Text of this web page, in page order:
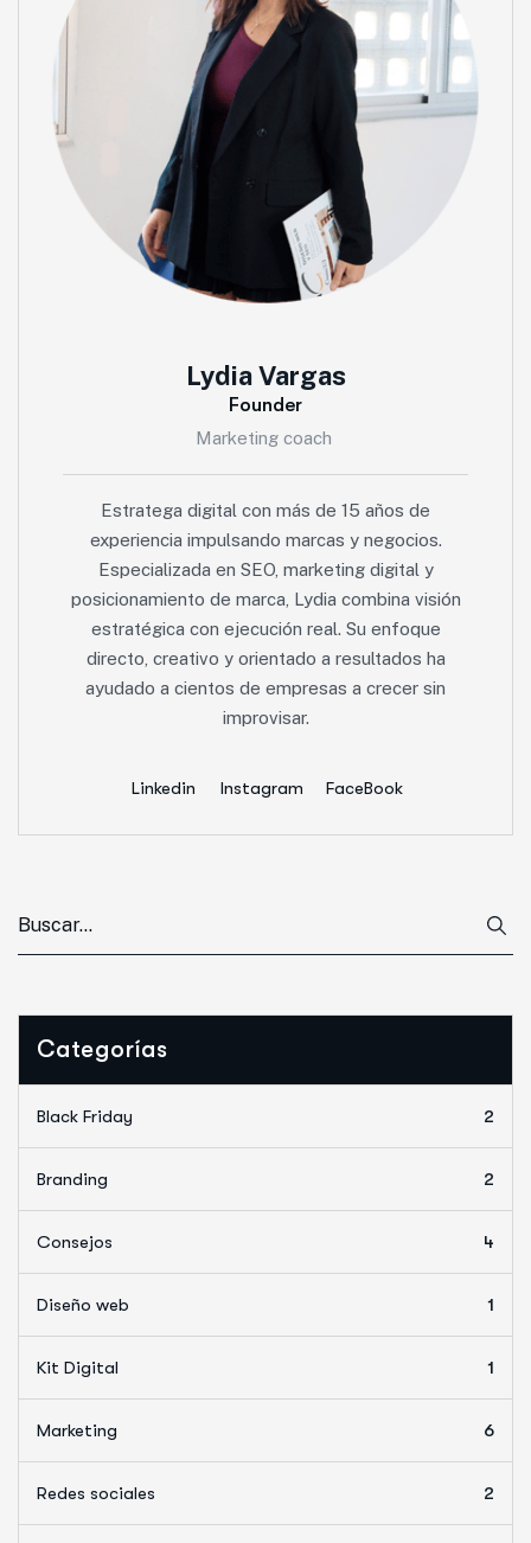
Lydia Vargas
Founder
Marketing coach
Estratega digital con más de 15 años de
experiencia impulsando marcas y negocios.
Especializada en SEO, marketing digital y
posicionamiento de marca, Lydia combina visión
estratégica con ejecución real. Su enfoque
directo, creativo y orientado a resultados ha
ayudado a cientos de empresas a crecer sin
improvisar.
Linkedin Instagram FaceBook
Categorías
Black Friday 2
Branding 2
Consejos 4
Diseño web 1
Kit Digital 1
Marketing 6
Redes sociales 2